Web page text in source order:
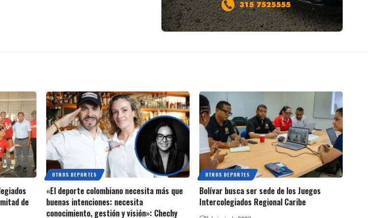
de
OTROS DEPORTES
«El deporte colombiano necesita más que
buenas intenciones: necesita
conocimiento, gestión y visión»: Chechy
OTROS DEPORTES
Bolívar busca ser sede de los Juegos
Intercolegiados Regional Caribe